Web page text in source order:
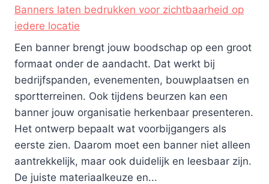
Banners laten bedrukken voor zichtbaarheid op
iedere locatie
Een banner brengt jouw boodschap op een groot
formaat onder de aandacht. Dat werkt bij
bedrijfspanden, evenementen, bouwplaatsen en
sportterreinen. Ook tijdens beurzen kan een
banner jouw organisatie herkenbaar presenteren.
Het ontwerp bepaalt wat voorbijgangers als
eerste zien. Daarom moet een banner niet alleen
aantrekkelijk, maar ook duidelijk en leesbaar zijn.
De juiste materiaalkeuze en...